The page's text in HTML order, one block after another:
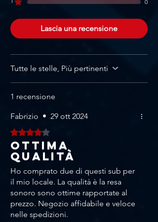
0
Lascia una recensione
Tutte le stelle, Più pertinenti
1 recensione
Fabrizio • 29 ott 2024
Valutazione 4 stelle su 5.
Ottima
qualità
Ho comprato due di questi sub per
il mio locale. La qualità è la resa
sonoro sono ottime rapportate al
prezzo. Negozio affidabile e veloce
nelle spedizioni.